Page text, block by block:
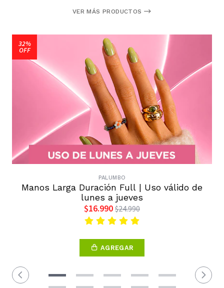
VER MÁS PRODUCTOS
32%
OFF
PALUMBO
Manos Larga Duración Full | Uso válido de
lunes a jueves
$16.990 $24.990
AGREGAR